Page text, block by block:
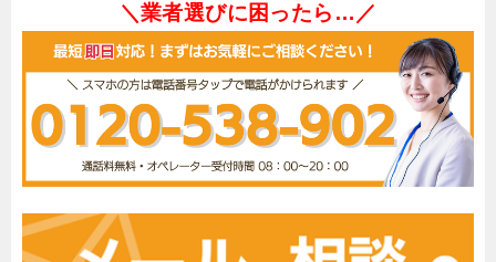
＼業者選びに困ったら…／